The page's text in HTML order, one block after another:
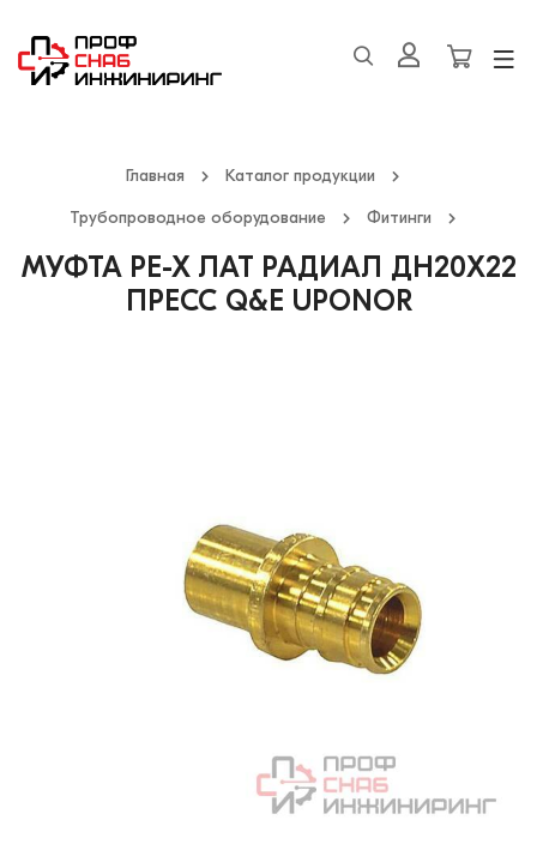
Главная Каталог продукции
Трубопроводное оборудование Фитинги
МУФТА PE-X ЛАТ РАДИАЛ ДН20Х22
ПРЕСС Q&E UPONOR